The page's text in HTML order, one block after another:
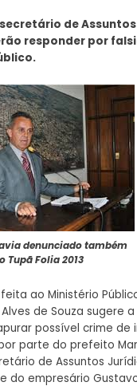
de
responder por
denunciado também
Tupã Folia 2013
ao Ministério
de Souza sugere
possível crime de
parte do prefeito
de Assuntos
do empresário